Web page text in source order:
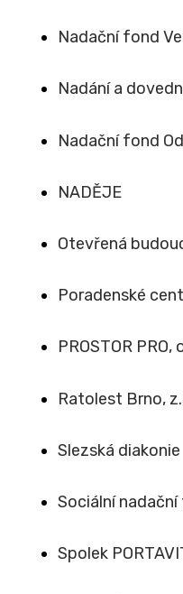
Nadační fond
Nadání a
Nadační fond
NADĚJE
Otevřená
Poradenské
PROSTOR PRO,
Ratolest Brno,
Slezská diakonie
Sociální
Spolek